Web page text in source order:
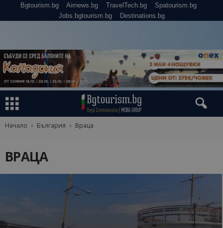
Bgtourism.bg Airnews.bg TravelTech.bg
Spatourism.bg
Jobs.bgtourism.bg
Destinations.bg
Начало България Враца
ВРАЦА